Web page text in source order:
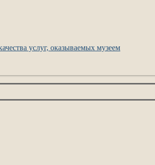
услуг, оказываемых музеем